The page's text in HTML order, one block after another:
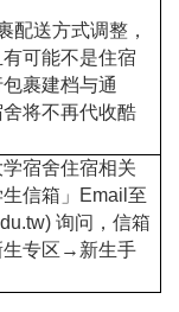
配送方式调整，
可能不是住宿
裹建档与通
将不再代收酷
宿舍住宿相关
信箱」Email至
询问，信箱
生专区→新生手